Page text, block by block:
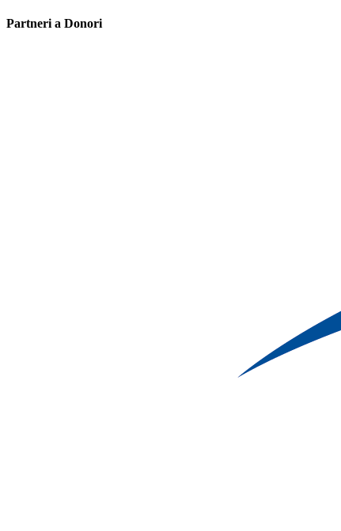
Partneri a Donori